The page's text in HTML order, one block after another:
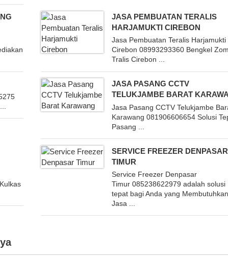
JASA PEMBUATAN TERALIS
HARJAMUKTI CIREBON
Jasa Pembuatan Teralis Harjamukti
Cirebon 08993293360 Bengkel
Tralis Cirebon ...
JASA PASANG CCTV
TELUKJAMBE BARAT
Jasa Pasang CCTV Telukjambe
Karawang 081906606654 Solusi
Pasang ...
SERVICE FREEZER DENPASAR
TIMUR
Service Freezer Denpasar
Timur 085238622979 adalah solusi
tepat bagi Anda yang Membutuhkan
Jasa ...